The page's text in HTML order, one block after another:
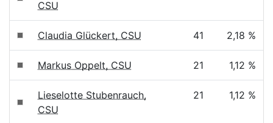
CSU
Claudia Glückert, CSU 41 2,18 %
Markus Oppelt, CSU 21 1,12 %
Lieselotte Stubenrauch,
CSU
21 1,12 %